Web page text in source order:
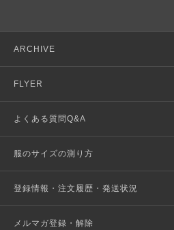
ARCHIVE
FLYER
よくある質問Q&A
服のサイズの測り方
登録情報・注文履歴・発送状況
メルマガ登録・解除